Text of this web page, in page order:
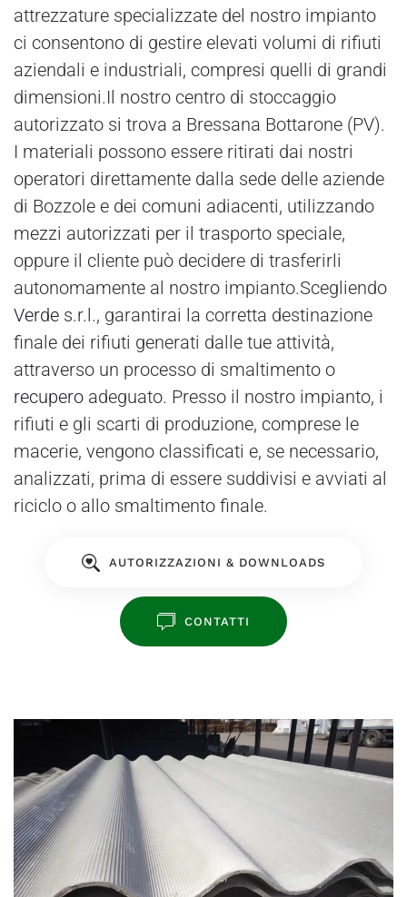
attrezzature specializzate del nostro impianto
ci consentono di gestire elevati volumi di rifiuti
aziendali e industriali, compresi quelli di grandi
dimensioni.Il nostro centro di stoccaggio
autorizzato si trova a Bressana Bottarone (PV).
I materiali possono essere ritirati dai nostri
operatori direttamente dalla sede delle aziende
di Bozzole e dei comuni adiacenti, utilizzando
mezzi autorizzati per il trasporto speciale,
oppure il cliente può decidere di trasferirli
autonomamente al nostro impianto.Scegliendo
Verde s.r.l., garantirai la corretta destinazione
finale dei rifiuti generati dalle tue attività,
attraverso un processo di smaltimento o
recupero adeguato. Presso il nostro impianto, i
rifiuti e gli scarti di produzione, comprese le
macerie, vengono classificati e, se necessario,
analizzati, prima di essere suddivisi e avviati al
riciclo o allo smaltimento finale.
AUTORIZZAZIONI & DOWNLOADS
CONTATTI